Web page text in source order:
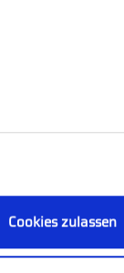
Cookies zulassen
NOVARUM RERUM CUPIDUS